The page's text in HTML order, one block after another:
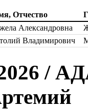
Отчество
Александровна
Владимирович
/